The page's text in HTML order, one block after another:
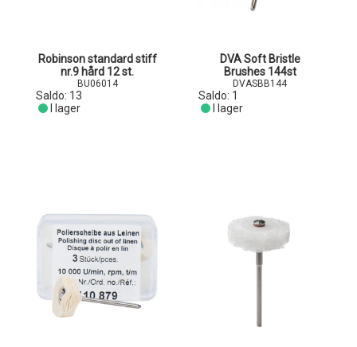
Robinson standard stiff
nr.9 hård 12 st.
BU06014
Saldo: 13
I lager
DVA Soft Bristle
Brushes 144st
DVASBB144
Saldo: 1
I lager